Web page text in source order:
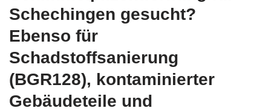
Schechingen gesucht?
Ebenso für
Schadstoffsanierung
(BGR128), kontaminierter
Gebäudeteile und